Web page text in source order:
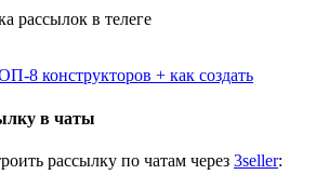
8 конструкторов + как создать
в чаты
рассылку по чатам через 3seller: